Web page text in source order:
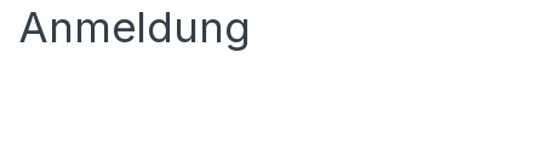
Anmeldung